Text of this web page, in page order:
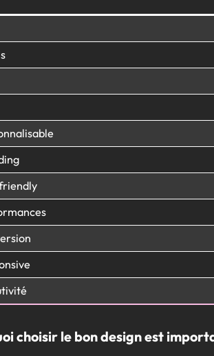
choisir le bon design est